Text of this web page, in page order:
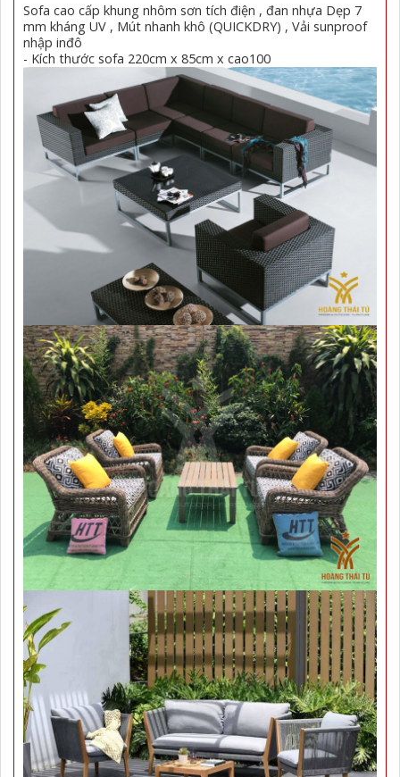
Sofa cao cấp khung nhôm sơn tích điện , đan nhựa Dẹp 7
mm kháng UV , Mút nhanh khô (QUICKDRY) , Vải sunproof
nhập inđô
- Kích thước sofa 220cm x 85cm x cao100